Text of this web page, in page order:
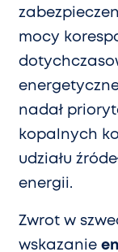
mocy
nadał
kopalnych
udziału
energii.
Zwrot w
wskazanie